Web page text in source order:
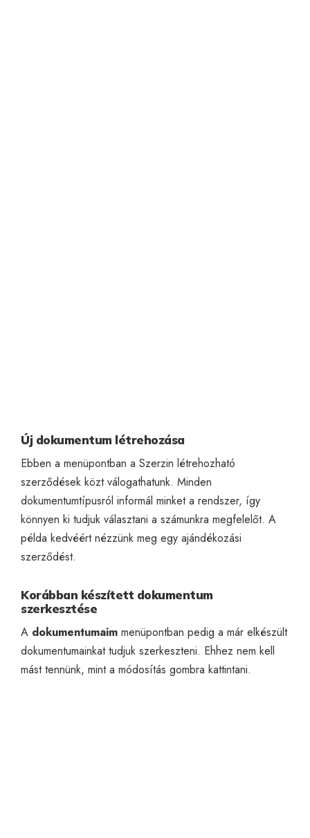
Új dokumentum létrehozása
Ebben a menüpontban a Szerzin létrehozható
szerződések közt válogathatunk. Minden
dokumentumtípusról informál minket a rendszer, így
könnyen ki tudjuk választani a számunkra megfelelőt. A
példa kedvéért nézzünk meg egy ajándékozási
szerződést.
Korábban készített dokumentum
szerkesztése
A dokumentumaim menüpontban pedig a már elkészült
dokumentumainkat tudjuk szerkeszteni. Ehhez nem kell
mást tennünk, mint a módosítás gombra kattintani.